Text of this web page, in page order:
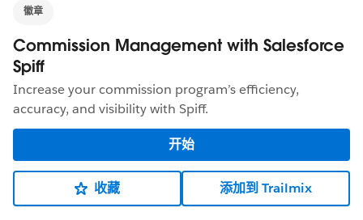
徽章
Commission Management with Salesforce
Spiff
Increase your commission program’s efficiency,
accuracy, and visibility with Spiff.
开始
收藏 添加到 Trailmix